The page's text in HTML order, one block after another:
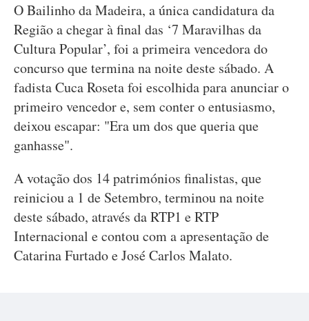
O Bailinho da Madeira, a única candidatura da
Região a chegar à final das ‘7 Maravilhas da
Cultura Popular’, foi a primeira vencedora do
concurso que termina na noite deste sábado. A
fadista Cuca Roseta foi escolhida para anunciar o
primeiro vencedor e, sem conter o entusiasmo,
deixou escapar: "Era um dos que queria que
ganhasse".
A votação dos 14 patrimónios finalistas, que
reiniciou a 1 de Setembro, terminou na noite
deste sábado, através da RTP1 e RTP
Internacional e contou com a apresentação de
Catarina Furtado e José Carlos Malato.